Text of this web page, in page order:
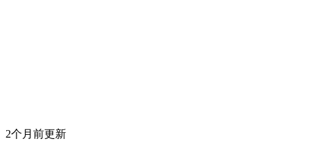
2个月前更新